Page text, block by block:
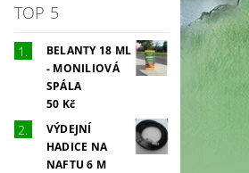
TOP 5
BELANTY 18 ML
- MONILIOVÁ
SPÁLA
50 Kč
VÝDEJNÍ
HADICE NA
NAFTU 6 M